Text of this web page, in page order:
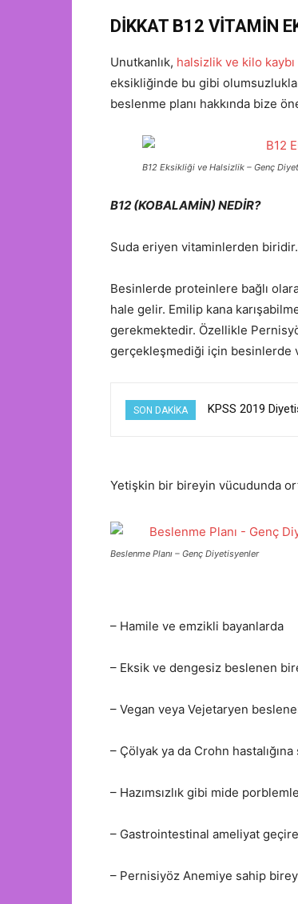
DİKKAT B12 VİTAMİN
Unutkanlık, halsizlik ve kilo kaybı
eksikliğinde bu gibi
beslenme planı hakkında bize
B12 Eksikliği ve Halsizlik – Genç
B12 (KOBALAMİN) NEDİR?
Suda eriyen vitaminlerden
Besinlerde proteinlere bağlı
hale gelir. Emilip kana
gerekmektedir. Özellikle
gerçekleşmediği için besinlerde
SON DAKIKA KPSS 2019
Yerleştirme
Yetişkin bir bireyin vücudunda
Beslenme Planı – Genç Diyetisyenler
– Hamile ve emzikli bayanlarda
– Eksik ve dengesiz beslenen
– Vegan veya Vejetaryen
– Çölyak ya da Crohn
– Hazımsızlık gibi mide
– Gastrointestinal ameliyat
– Pernisiyöz Anemiye sahip